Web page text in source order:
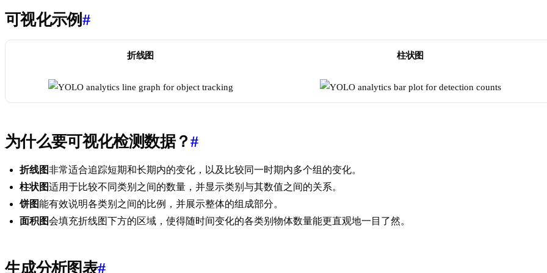
可视化示例#
折线图 柱状图
为什么要可视化检测数据？#
折线图非常适合追踪短期和长期内的变化，以及比较同一时期内多个组的变化。
柱状图适用于比较不同类别之间的数量，并显示类别与其数值之间的关系。
饼图能有效说明各类别之间的比例，并展示整体的组成部分。
面积图会填充折线图下方的区域，使得随时间变化的各类别物体数量能更直观地一目了然。
生成分析图表#